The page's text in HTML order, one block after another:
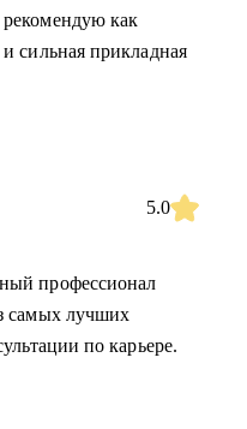
рекомендую как
сильная прикладная
5.0
профессионал
самых лучших
по карьере.